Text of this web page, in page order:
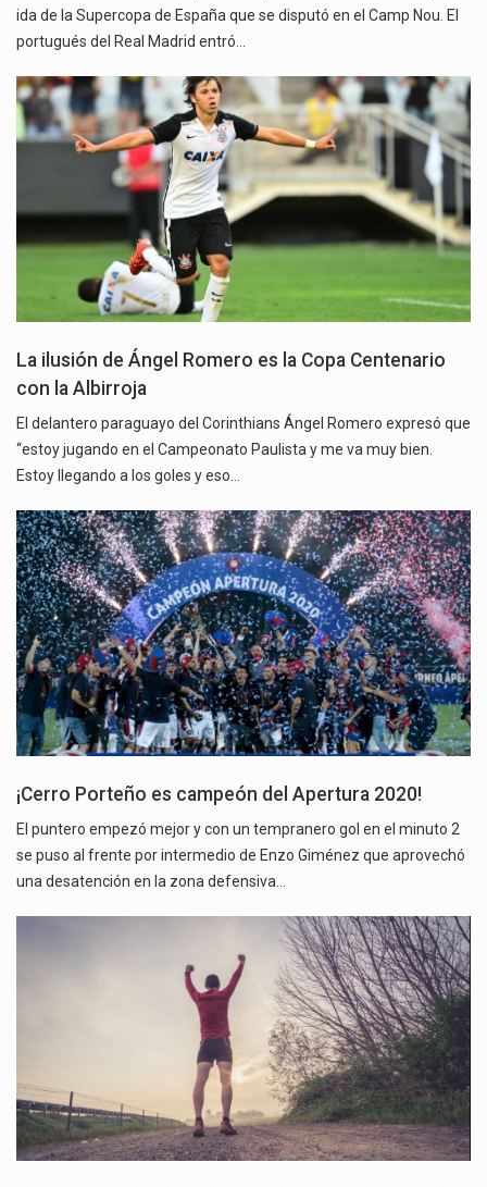
ida de la Supercopa de España que se disputó en el Camp Nou. El
portugués del Real Madrid entró…
La ilusión de Ángel Romero es la Copa Centenario
con la Albirroja
El delantero paraguayo del Corinthians Ángel Romero expresó que
“estoy jugando en el Campeonato Paulista y me va muy bien.
Estoy llegando a los goles y eso…
¡Cerro Porteño es campeón del Apertura 2020!
El puntero empezó mejor y con un tempranero gol en el minuto 2
se puso al frente por intermedio de Enzo Giménez que aprovechó
una desatención en la zona defensiva…